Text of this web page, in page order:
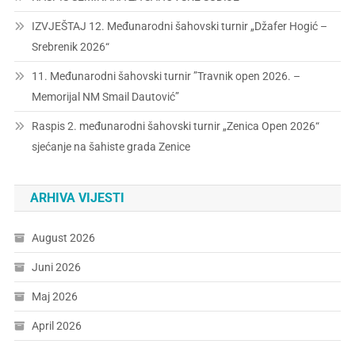
IZVJEŠTAJ 12. Međunarodni šahovski turnir „Džafer Hogić –
Srebrenik 2026“
11. Međunarodni šahovski turnir ”Travnik open 2026. –
Memorijal NM Smail Dautović”
Raspis 2. međunarodni šahovski turnir „Zenica Open 2026“
sjećanje na šahiste grada Zenice
ARHIVA VIJESTI
August 2026
Juni 2026
Maj 2026
April 2026